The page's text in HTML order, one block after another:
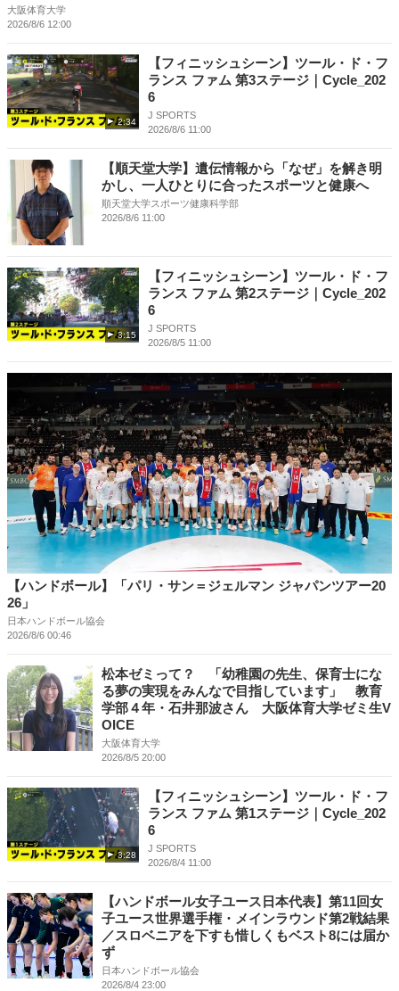
大阪体育大学
2026/8/6 12:00
2:34
【フィニッシュシーン】ツール・ド・フ
ランス ファム 第3ステージ｜Cycle_202
6
J SPORTS
2026/8/6 11:00
【順天堂大学】遺伝情報から「なぜ」を解き明
かし、一人ひとりに合ったスポーツと健康へ
順天堂大学スポーツ健康科学部
2026/8/6 11:00
3:15
【フィニッシュシーン】ツール・ド・フ
ランス ファム 第2ステージ｜Cycle_202
6
J SPORTS
2026/8/5 11:00
【ハンドボール】「パリ・サン＝ジェルマン ジャパンツアー20
26」
日本ハンドボール協会
2026/8/6 00:46
松本ゼミって？ 「幼稚園の先生、保育士にな
る夢の実現をみんなで目指しています」 教育
学部４年・石井那波さん 大阪体育大学ゼミ生V
OICE
大阪体育大学
2026/8/5 20:00
3:28
【フィニッシュシーン】ツール・ド・フ
ランス ファム 第1ステージ｜Cycle_202
6
J SPORTS
2026/8/4 11:00
【ハンドボール女子ユース日本代表】第11回女
子ユース世界選手権・メインラウンド第2戦結果
／スロベニアを下すも惜しくもベスト8には届か
ず
日本ハンドボール協会
2026/8/4 23:00